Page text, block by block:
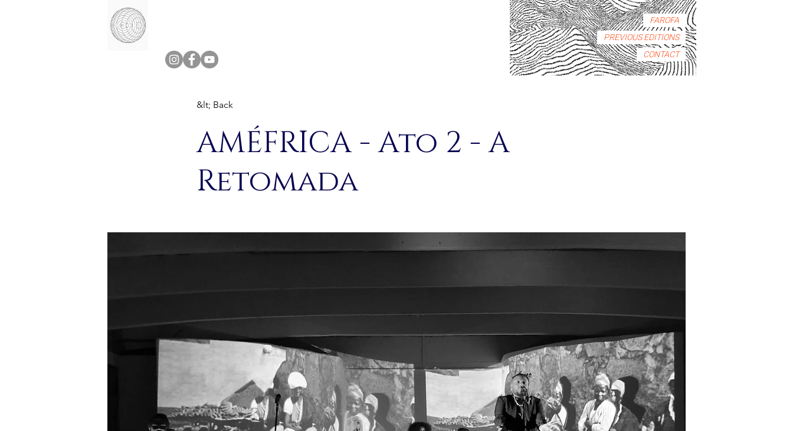
FAROFA
PREVIOUS EDITIONS
CONTACT
&lt; Back
AMÉFRICA - Ato 2 - A
Retomada